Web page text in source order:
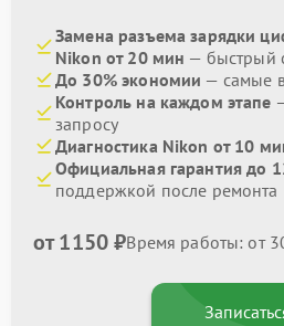
Замена разъема зарядки
Nikon от 20 мин — быстрый
До 30% экономии — самые
Контроль на каждом этапе
запросу
Диагностика Nikon от 10
Официальная гарантия до
поддержкой после ремонта
от 1150 ₽Время работы: от